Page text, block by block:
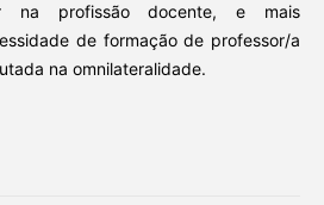
profissão docente, e mais
de formação de professor/a
na omnilateralidade.